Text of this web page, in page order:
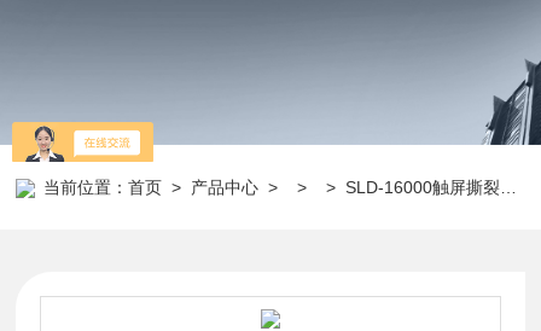
当前位置：首页 > 产品中心 > > > SLD-16000触屏撕裂度测试仪